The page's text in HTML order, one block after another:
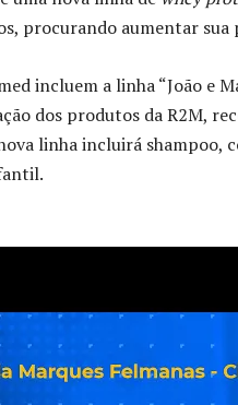
procurando aumentar sua
incluem a linha “João e
dos produtos da R2M,
linha incluirá